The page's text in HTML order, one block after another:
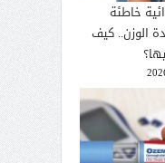
خاطئة
الوزن.. كيف